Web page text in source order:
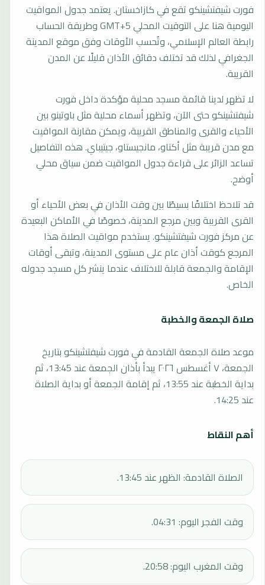
فورت شيفتشينكو تقع في كازاخستان. يعتمد جدول المواقيت
اليومية هنا على التوقيت المحلي GMT+5 وطريقة الحساب
رابطة العالم الإسلامي، وتُحسب الأوقات وفق موقع المدينة
الجغرافي لذلك قد تختلف دقائق الأذان قليلًا عن المدن
القريبة.
لا تظهر لدينا قائمة مسجد محلية مؤكدة داخل فورت
شيفتشينكو حتى الآن، وتظهر أسماء محلية مثل باوتينو بين
الأحياء والقرى والمناطق القريبة، ويمكن مقارنة المواقيت
مع مدن قريبة مثل أكتاو، مانجيستاو، جيتيباي. هذه التفاصيل
تساعد الزائر على قراءة جدول المواقيت ضمن سياق محلي
أوضح.
قد تلاحظ اختلافًا بسيطًا بين وقت الأذان في بعض الأحياء أو
القرى القريبة وبين مرجع المدينة، خصوصًا في الأماكن البعيدة
عن مركز فورت شيفتشينكو. يستخدم مواقيت الصلاة هذا
المرجع كوقت أذان عام على مستوى المدينة، وتبقى أوقات
الإقامة والجمعة قابلة للاختلاف عندما ينشر كل مسجد جدوله
الخاص.
صلاة الجمعة والخطبة
موعد صلاة الجمعة القادمة في فورت شيفتشينكو بتاريخ
الجمعة، ٧ أغسطس ٢٠٢٦ يبدأ بأذان الجمعة عند 13:45، ثم
بداية الخطبة عند 13:55، ثم إقامة الجمعة أو بداية الصلاة
عند 14:25.
أهم النقاط
الصلاة القادمة: الظهر عند 13:45.
وقت الفجر اليوم: 04:31.
وقت المغرب اليوم: 20:58.